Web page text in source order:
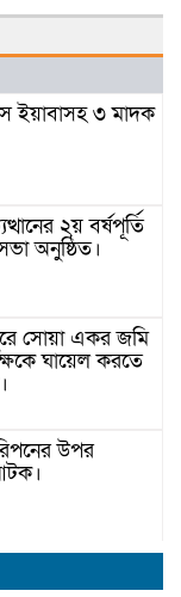
ইয়াবাসহ ৩ মাদক
২য় বর্ষপূর্তি
অনুষ্ঠিত।
সোয়া একর জমি
ঘায়েল করতে
উপর